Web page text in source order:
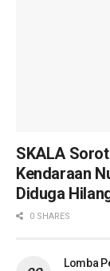
SKALA
Kendaraan
Diduga
0 SHARES
Lomba